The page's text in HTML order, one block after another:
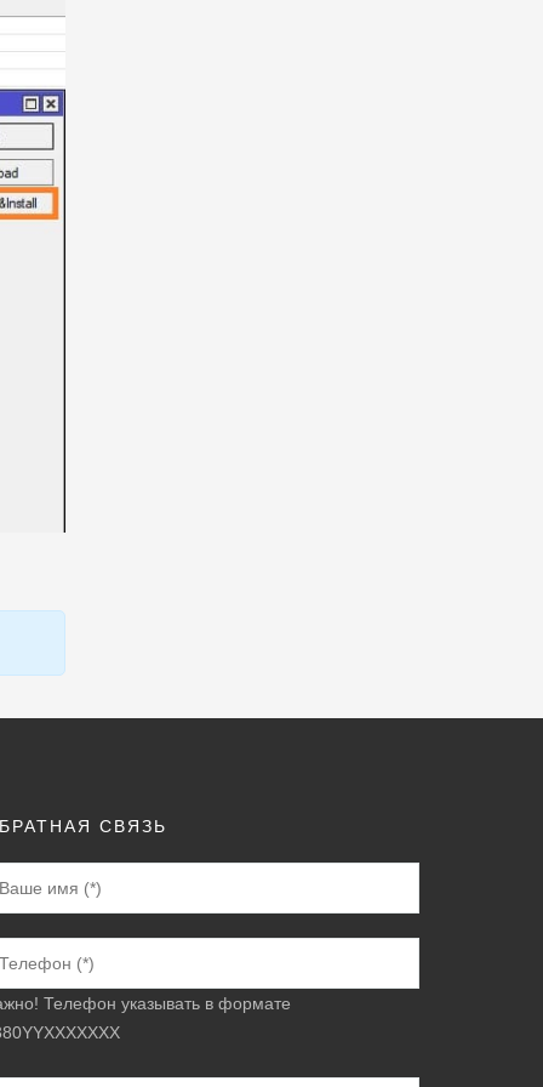
СВЯЗЬ
Телефон указывать в формате